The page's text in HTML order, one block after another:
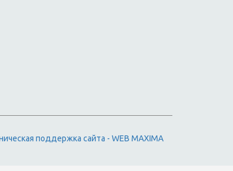
поддержка сайта - WEB MAXIMA